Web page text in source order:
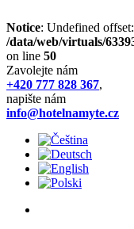
Notice: Undefined
/data/web/virtuals/
on line 50
Zavolejte nám
+420 777 828 367,
napište nám
info@hotelnamyte.cz